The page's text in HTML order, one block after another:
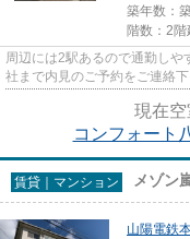
築年数：
階数：2階
周辺には2駅あるので通勤し
社まで内見のご予約をご連絡
をさせて頂きます。
現在空
コンフォート
賃貸｜マンション メゾン
山陽電鉄